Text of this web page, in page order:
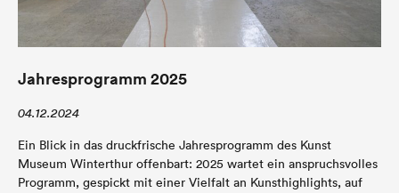
Jahresprogramm 2025
04.12.2024
Ein Blick in das druckfrische Jahresprogramm des Kunst
Museum Winterthur offenbart: 2025 wartet ein anspruchsvolles
Programm, gespickt mit einer Vielfalt an Kunsthighlights, auf